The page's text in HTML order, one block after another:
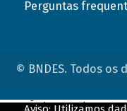
Perguntas
© BNDES. Todos os
ConteÃºdo